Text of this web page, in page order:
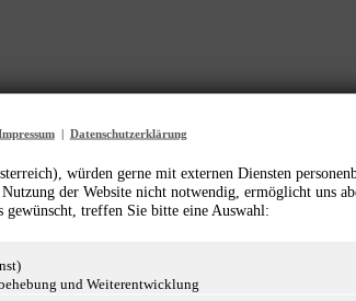
| Datenschutzerklärung
würden gerne mit externen Diensten
der Website nicht notwendig, ermöglicht uns
treffen Sie bitte eine Auswahl:
und Weiterentwicklung